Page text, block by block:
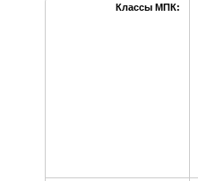
Классы МПК: